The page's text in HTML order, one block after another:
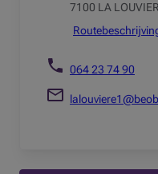
7100 LA
064 23 74 90